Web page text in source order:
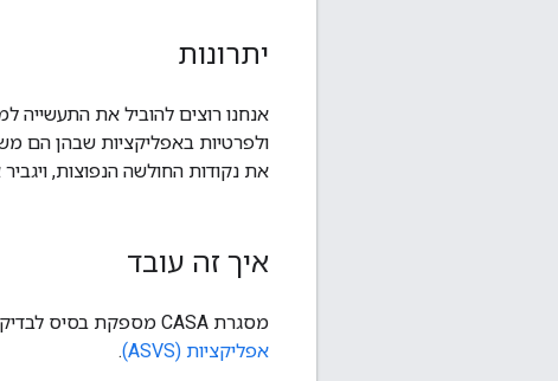
יתרונות
אנחנו רוצים להוביל את
ולפרטיות באפליקציות שבהן הם
את נקודות החולשה הנפוצות,
איך זה עובד
מסגרת CASA מספקת בסיס לבדיקת אמצעי בקרה טכניים לאבטחת אפליקציות אינטרנט על סמך
אפליקציות (ASVS)
.